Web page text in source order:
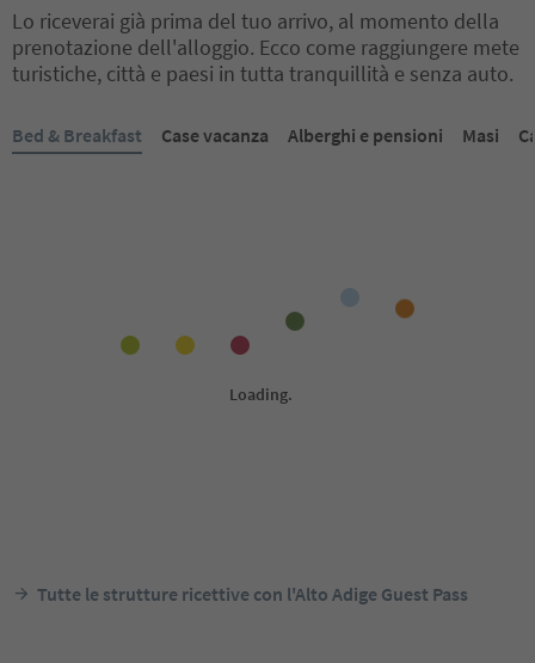
Lo riceverai già prima del tuo arrivo, al momento della
prenotazione dell'alloggio. Ecco come raggiungere mete
turistiche, città e paesi in tutta tranquillità e senza auto.
Bed & Breakfast Case vacanza Alberghi e pensioni Masi
Tutte le strutture ricettive con l'Alto Adige Guest Pass